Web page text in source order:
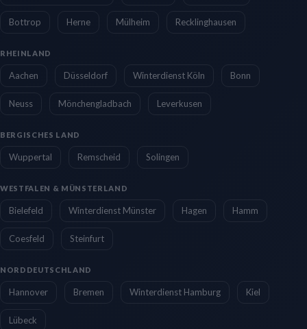
Bottrop Herne Mülheim Recklinghausen
RHEINLAND
Aachen Düsseldorf Winterdienst Köln Bonn
Neuss Mönchengladbach Leverkusen
BERGISCHES LAND
Wuppertal Remscheid Solingen
WESTFALEN & MÜNSTERLAND
Bielefeld Winterdienst Münster Hagen Hamm
Coesfeld Steinfurt
NORDDEUTSCHLAND
Hannover Bremen Winterdienst Hamburg Kiel
Lübeck